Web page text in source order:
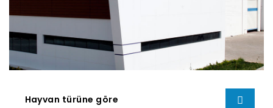
Hayvan türüne göre